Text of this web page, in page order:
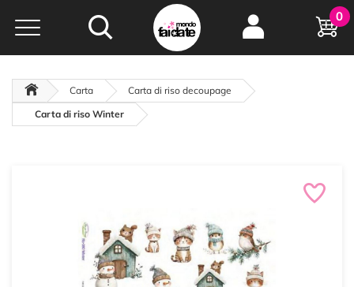
Hobby e
creatività...
oltre 15 anni online
0
Carta
Carta di riso decoupage
Carta di riso Winter